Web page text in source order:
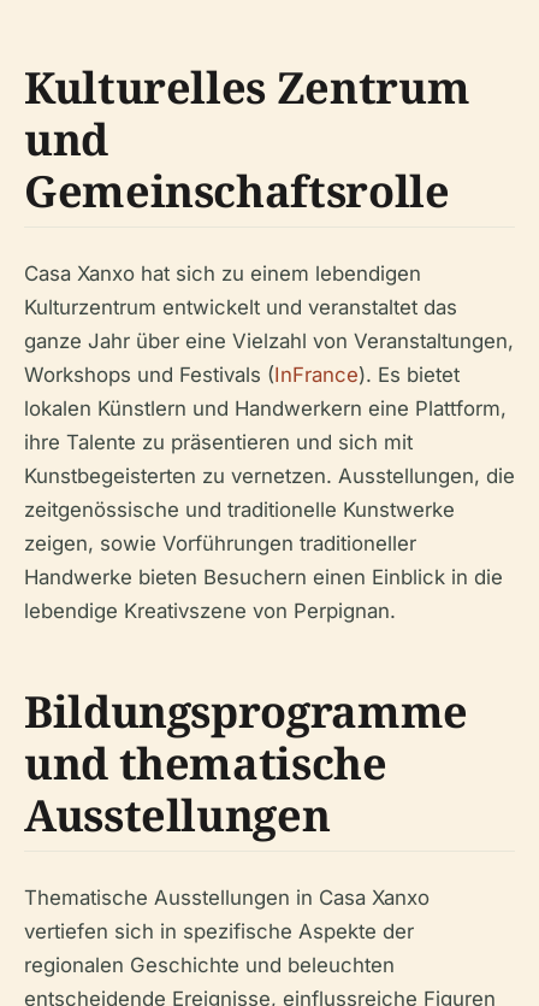
Kulturelles Zentrum
und
Gemeinschaftsrolle
Casa Xanxo hat sich zu einem lebendigen
Kulturzentrum entwickelt und veranstaltet das
ganze Jahr über eine Vielzahl von Veranstaltungen,
Workshops und Festivals (InFrance). Es bietet
lokalen Künstlern und Handwerkern eine Plattform,
ihre Talente zu präsentieren und sich mit
Kunstbegeisterten zu vernetzen. Ausstellungen, die
zeitgenössische und traditionelle Kunstwerke
zeigen, sowie Vorführungen traditioneller
Handwerke bieten Besuchern einen Einblick in die
lebendige Kreativszene von Perpignan.
Bildungsprogramme
und thematische
Ausstellungen
Thematische Ausstellungen in Casa Xanxo
vertiefen sich in spezifische Aspekte der
regionalen Geschichte und beleuchten
entscheidende Ereignisse, einflussreiche Figuren